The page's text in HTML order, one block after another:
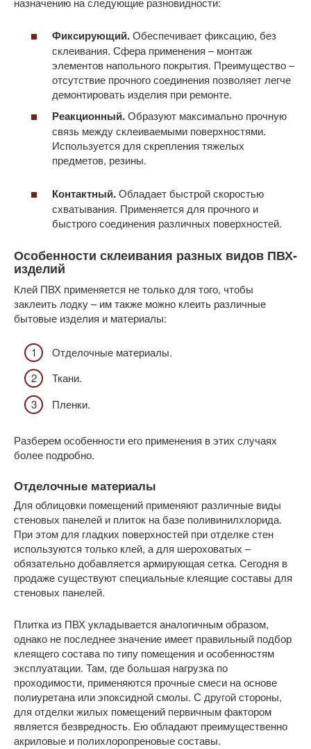
Фиксирующий.Обеспечивает фиксацию, без
склеивания. Сфера применения – монтаж
элементов напольного покрытия. Преимущество –
отсутствие прочного соединения позволяет легче
демонтировать изделия при ремонте.
Реакционный.Образуют максимально прочную
связь между склеиваемыми поверхностями.
Используется для скрепления тяжелых
предметов, резины.
Контактный.Обладает быстрой скоростью
схватывания. Применяется для прочного и
быстрого соединения различных поверхностей.
Особенности склеивания разных видов ПВХ-
изделий
Клей ПВХ применяется не только для того, чтобы
заклеить лодку – им также можно клеить различные
бытовые изделия и материалы:
Отделочные материалы.
Ткани.
Пленки.
Разберем особенности его применения в этих случаях
более подробно.
Отделочные материалы
Для облицовки помещений применяют различные виды
стеновых панелей и плиток на базе поливинилхлорида.
При этом для гладких поверхностей при отделке стен
используются только клей, а для шероховатых –
обязательно добавляется армирующая сетка. Сегодня в
продаже существуют специальные клеящие составы для
стеновых панелей.
Плитка из ПВХ укладывается аналогичным образом,
однако не последнее значение имеет правильный подбор
клеящего состава по типу помещения и особенностям
эксплуатации. Там, где большая нагрузка по
проходимости, применяются прочные смеси на основе
полиуретана или эпоксидной смолы. С другой стороны,
для отделки жилых помещений первичным фактором
является безвредность. Ею обладают преимущественно
акриловые и полихлоропреновые составы.